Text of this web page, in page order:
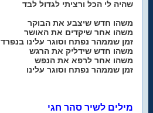
שהיה לי הכל ורציתי לגדול לבד
משהו חדש שיצבע את הבוקר
משהו אחר שיקדים את האושר
זמן שממהר נפתח וסוגר עלינו בנפרד
משהו חדש שידליק את הרגש
משהו אחר לרפא את הנפש
זמן שממהר נפתח וסוגר עלינו
מילים לשיר סהר חגי